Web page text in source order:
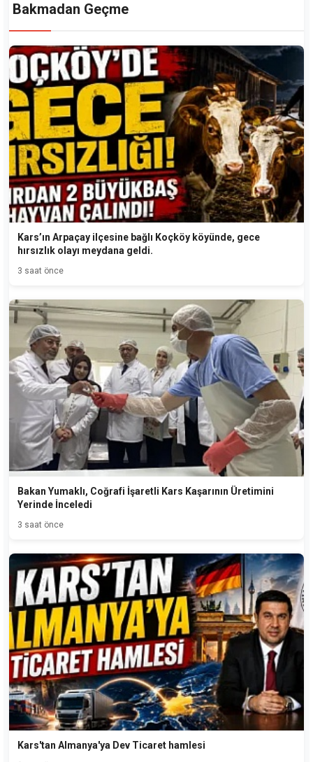
Bakmadan Geçme
Kars’ın Arpaçay ilçesine bağlı Koçköy köyünde, gece
hırsızlık olayı meydana geldi.
3 saat önce
Bakan Yumaklı, Coğrafi İşaretli Kars Kaşarının Üretimini
Yerinde İnceledi
3 saat önce
Kars'tan Almanya'ya Dev Ticaret hamlesi